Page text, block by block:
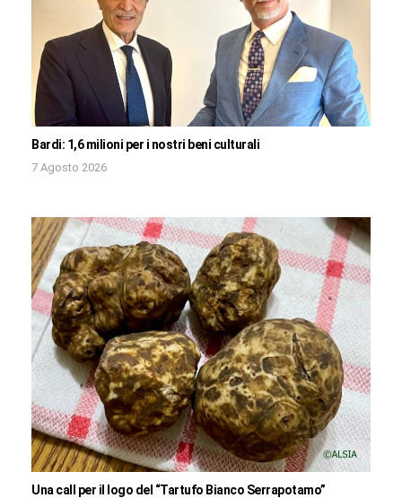
Bardi: 1,6 milioni per i nostri beni culturali
7 Agosto 2026
Una call per il logo del “Tartufo Bianco Serrapotamo”